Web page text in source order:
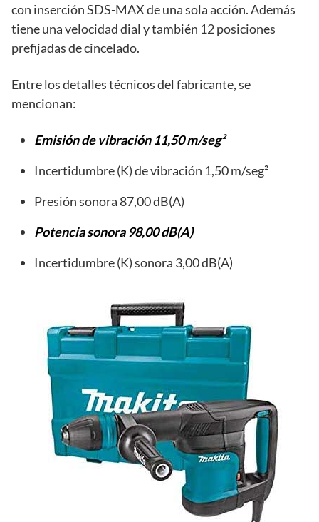
con inserción SDS-MAX de una sola acción. Además
tiene una velocidad dial y también 12 posiciones
prefijadas de cincelado.
Entre los detalles técnicos del fabricante, se
mencionan:
Emisión de vibración 11,50 m/seg²
Incertidumbre (K) de vibración 1,50 m/seg²
Presión sonora 87,00 dB(A)
Potencia sonora 98,00 dB(A)
Incertidumbre (K) sonora 3,00 dB(A)